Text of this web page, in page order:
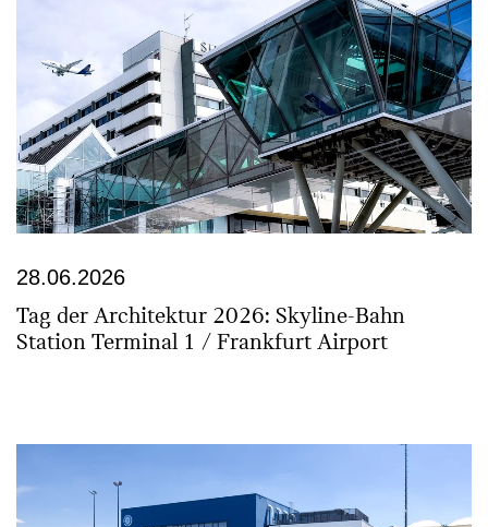
28.06.2026
Tag der Archi­tektur 2026: Skyline-Bahn
Station Terminal 1 / Frankfurt Airport